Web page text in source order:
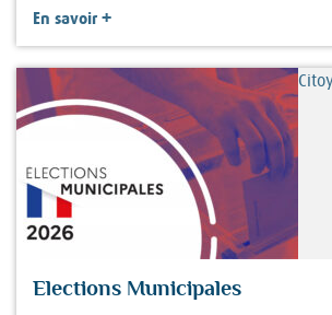
En savoir +
Elections Municipales